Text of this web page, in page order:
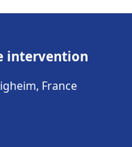
intervention
France